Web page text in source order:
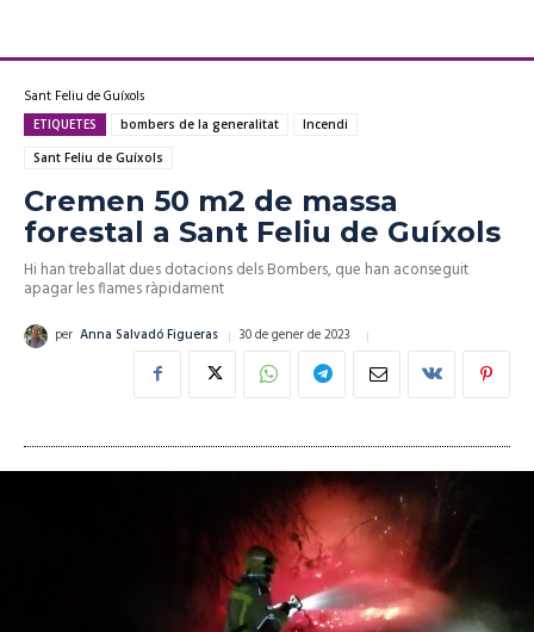
Sant Feliu de Guíxols
ETIQUETES bombers de la generalitat
Incendi
Sant Feliu de Guíxols
Cremen 50 m2 de massa
forestal a Sant Feliu de Guíxols
Hi han treballat dues dotacions dels Bombers, que han aconseguit
apagar les flames ràpidament
per Anna Salvadó Figueras 30 de gener de 2023